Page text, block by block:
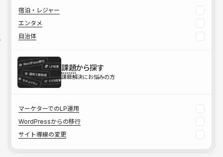
宿泊・レジャー
エンタメ
自治体
課題から探す
課題解決にお悩みの方
マーケターでのLP運用
WordPressからの移行
サイト導線の変更